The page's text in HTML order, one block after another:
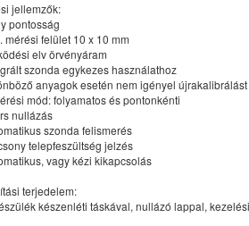
jellemzők:
pontosság
mérési felület 10 x 10 mm
elv örvényáram
szonda egykezes használathoz
anyagok esetén nem igényel újrakalibrálást
mód: folyamatos és pontonkénti
nullázás
szonda felismerés
telepfeszültség jelzés
vagy kézi kikapcsolás
terjedelem:
készenléti táskával, nullázó lappal,